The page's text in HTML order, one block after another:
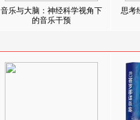
音乐与大脑：神经科学视角下
的音乐干预
思考